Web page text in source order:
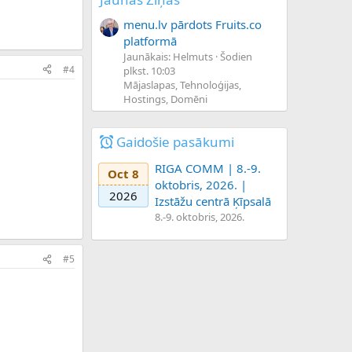
#4
#5
menu.lv pārdots Fruits.co
platformā
Jaunākais: Helmuts Šodien
plkst. 10:03
Mājaslapas, Tehnoloģijas,
Hostings, Domēni
Gaidošie pasākumi
Oct 8
2026
RIGA COMM | 8.-9.
oktobris, 2026. |
Izstāžu centrā Ķīpsalā
8.-9. oktobris, 2026.